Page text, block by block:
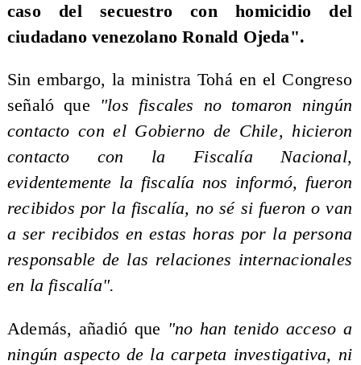
caso del secuestro con homicidio del
ciudadano venezolano Ronald Ojeda".
Sin embargo, la ministra Tohá en el Congreso
señaló que "los fiscales no tomaron ningún
contacto con el Gobierno de Chile, hicieron
contacto con la Fiscalía Nacional,
evidentemente la fiscalía nos informó, fueron
recibidos por la fiscalía, no sé si fueron o van
a ser recibidos en estas horas por la persona
responsable de las relaciones internacionales
en la fiscalía".
Además, añadió que "no han tenido acceso a
ningún aspecto de la carpeta investigativa, ni